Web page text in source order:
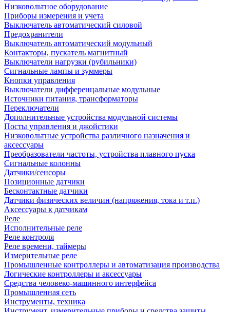
Низковольтное оборудование
Приборы измерения и учета
Выключатель автоматический силовой
Предохранители
Выключатель автоматический модульный
Контакторы, пускатель магнитный
Выключатели нагрузки (рубильники)
Сигнальные лампы и зуммеры
Кнопки управления
Выключатели дифференцальные модульные
Источники питания, трансформаторы
Переключатели
Дополнительные устройства модульной системы
Посты управления и джойстики
Низковольтные устройства различного назначения и
аксессуары
Преобразователи частоты, устройства плавного пуска
Сигнальные колонны
Датчики/сенсоры
Позиционные датчики
Бесконтактные датчики
Датчики физических величин (напряжения, тока и т.п.)
Аксессуары к датчикам
Реле
Исполнительные реле
Реле контроля
Реле времени, таймеры
Измерительные реле
Промышленные контроллеры и автоматизация производства
Логические контроллеры и аксессуары
Средства человеко-машинного интерфейса
Промышленная сеть
Инструменты, техника